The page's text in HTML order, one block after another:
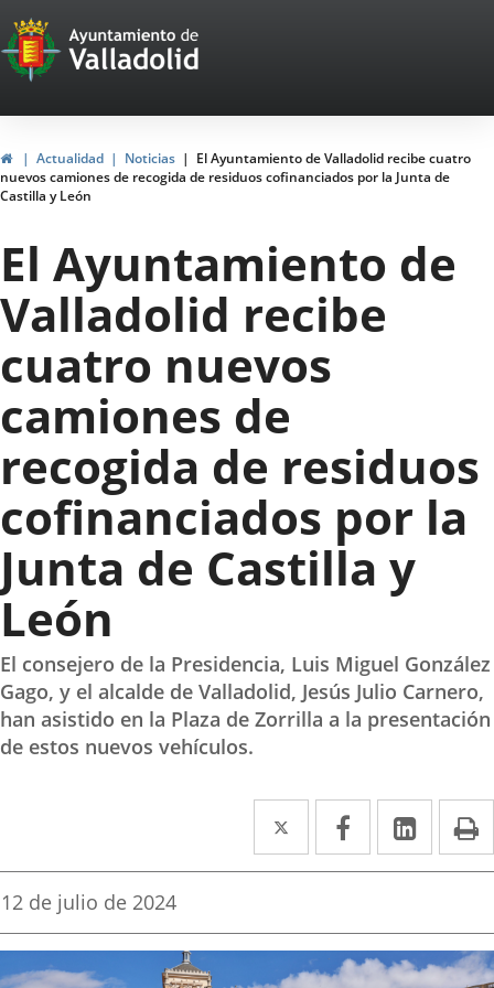
Portal
Web
del
Ayuntamiento
de
Valladolid
HomeActualidad Noticias
El Ayuntamiento de Valladolid recibe cuatro
nuevos camiones de recogida de residuos cofinanciados por la Junta de
Castilla y León
El Ayuntamiento de
Valladolid recibe
cuatro nuevos
camiones de
recogida de residuos
cofinanciados por la
Junta de Castilla y
León
El consejero de la Presidencia, Luis Miguel González
Gago, y el alcalde de Valladolid, Jesús Julio Carnero,
han asistido en la Plaza de Zorrilla a la presentación
de estos nuevos vehículos.
Twitter
Enlace
a
aplicación
externa.
Facebook
Enlace
a
aplicación
externa.
Enlace
a
Fecha
la
noticia
12 de julio de 2024